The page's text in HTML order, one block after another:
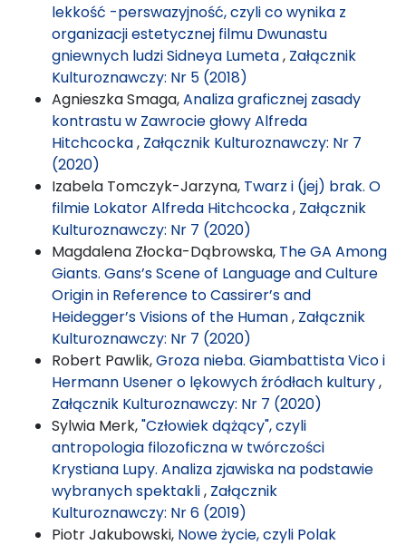
lekkość -perswazyjność, czyli co wynika z
organizacji estetycznej filmu Dwunastu
gniewnych ludzi Sidneya Lumeta, Załącznik
Kulturoznawczy: Nr 5 (2018)
Agnieszka Smaga,Analiza graficznej zasady
kontrastu w Zawrocie głowy Alfreda
Hitchcocka, Załącznik Kulturoznawczy: Nr 7
(2020)
Izabela Tomczyk-Jarzyna, Twarz i (jej) brak. O
filmie Lokator Alfreda Hitchcocka, Załącznik
Kulturoznawczy: Nr 7 (2020)
Magdalena Złocka-Dąbrowska, The GA Among
Giants. Gans’s Scene of Language and Culture
Origin in Reference to Cassirer’s and
Heidegger’s Visions of the Human, Załącznik
Kulturoznawczy: Nr 7 (2020)
Robert Pawlik,Groza nieba. Giambattista Vico i
Hermann Usener o lękowych źródłach kultury,
Załącznik Kulturoznawczy: Nr 7 (2020)
Sylwia Merk,"Człowiek dążący", czyli
antropologia filozoficzna w twórczości
Krystiana Lupy. Analiza zjawiska na podstawie
wybranych spektakli, Załącznik
Kulturoznawczy: Nr 6 (2019)
Piotr Jakubowski, Nowe życie, czyli Polak